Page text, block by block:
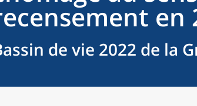
en
de vie 2022 de la